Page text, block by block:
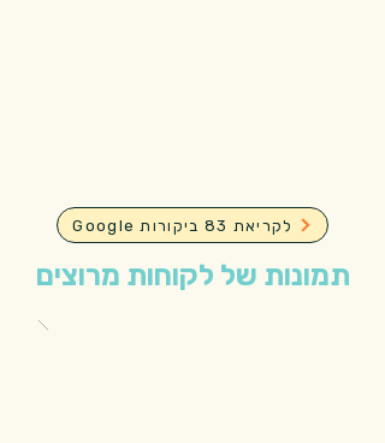
Google לקריאת 83 ביקורות
תמונות של לקוחות מרוצים